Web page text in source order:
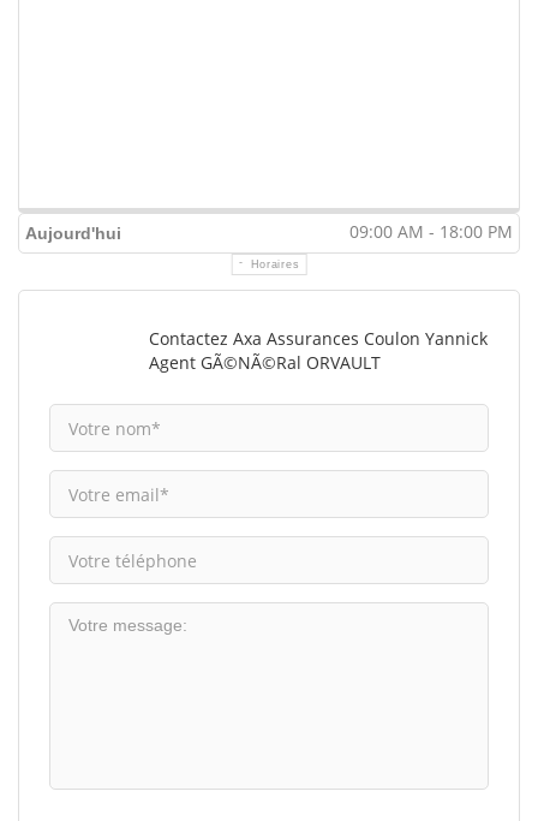
Aujourd'hui 09:00 AM - 18:00 PM
Horaires
Contactez Axa Assurances Coulon Yannick
Agent GÃ©nÃ©ral ORVAULT